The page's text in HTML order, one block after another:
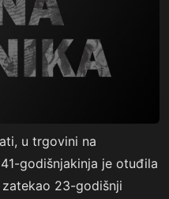
u trgovini na
godišnjakinja je otuđila
23-godišnji